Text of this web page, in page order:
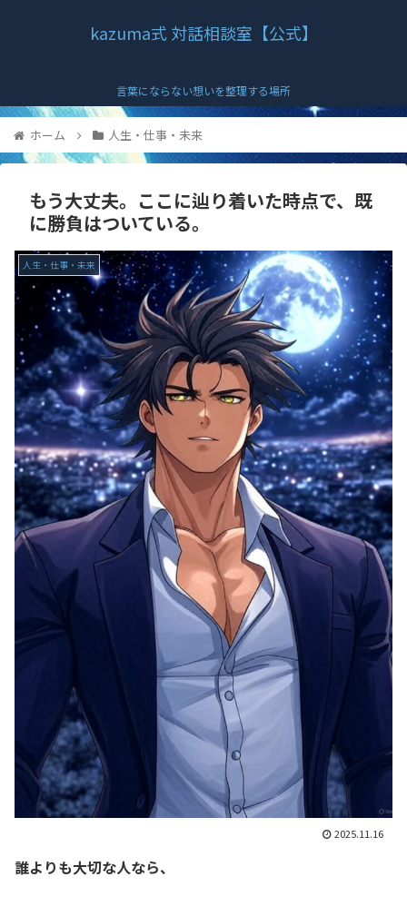
kazuma式 対話相談室【公式】
言葉にならない想いを整理する場所
ホーム 人生・仕事・未来
もう大丈夫。ここに辿り着いた時点で、既
に勝負はついている。
人生・仕事・未来
2025.11.16
誰よりも大切な人なら、